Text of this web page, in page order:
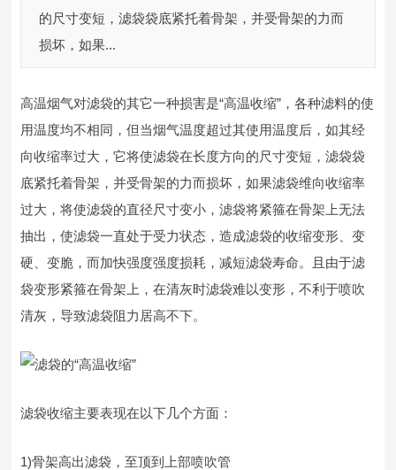
的尺寸变短，滤袋袋底紧托着骨架，并受骨架的力而
损坏，如果...
高温烟气对滤袋的其它一种损害是“高温收缩”，各种滤料的使
用温度均不相同，但当烟气温度超过其使用温度后，如其经
向收缩率过大，它将使滤袋在长度方向的尺寸变短，滤袋袋
底紧托着骨架，并受骨架的力而损坏，如果滤袋维向收缩率
过大，将使滤袋的直径尺寸变小，滤袋将紧箍在骨架上无法
抽出，使滤袋一直处于受力状态，造成滤袋的收缩变形、变
硬、变脆，而加快强度强度损耗，减短滤袋寿命。且由于滤
袋变形紧箍在骨架上，在清灰时滤袋难以变形，不利于喷吹
清灰，导致滤袋阻力居高不下。
滤袋收缩主要表现在以下几个方面：
1)骨架高出滤袋，至顶到上部喷吹管